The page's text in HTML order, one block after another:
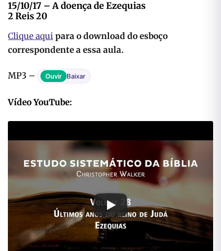
15/10/17 – A doença de Ezequias
2 Reis 20
Clique aqui para o download do esboço
correspondente a essa aula.
MP3 – Ouvir Baixar
Vídeo YouTube: